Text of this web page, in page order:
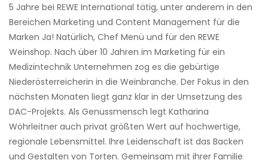
5 Jahre bei REWE International tätig, unter anderem in den
Bereichen Marketing und Content Management für die
Marken Ja! Natürlich, Chef Menü und für den REWE
Weinshop. Nach über 10 Jahren im Marketing für ein
Medizintechnik Unternehmen zog es die gebürtige
Niederösterreicherin in die Weinbranche. Der Fokus in den
nächsten Monaten liegt ganz klar in der Umsetzung des
DAC-Projekts. Als Genussmensch legt Katharina
Wöhrleitner auch privat größten Wert auf hochwertige,
regionale Lebensmittel. Ihre Leidenschaft ist das Backen
und Gestalten von Torten. Gemeinsam mit ihrer Familie